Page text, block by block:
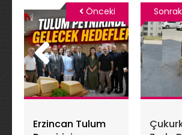
Erzincan Tulum
Önceki